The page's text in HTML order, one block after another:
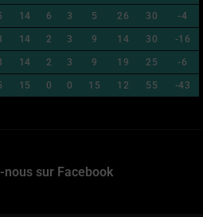
14 6 3 5 26 30 -4
14 2 3 9 14 30 -16
14 2 3 9 19 25 -6
15 0 0 15 12 55 -43
nous sur Facebook